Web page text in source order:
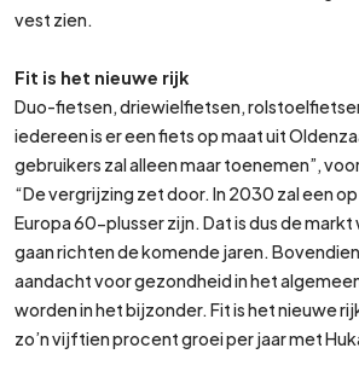
vest zien.
Fit is het nieuwe rijk
Duo-fietsen, driewielfietsen,
iedereen is er een fiets op maat uit
gebruikers zal alleen maar toenemen”,
“De vergrijzing zet door. In 2030 zal een
Europa 60-plusser zijn. Dat is dus de markt
gaan richten de komende jaren.
aandacht voor gezondheid in het
worden in het bijzonder. Fit is het nieuwe
zo’n vijftien procent groei per jaar met